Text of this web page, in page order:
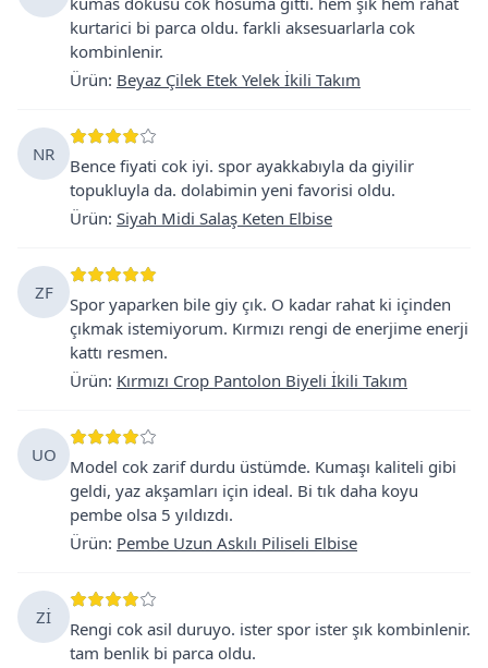
kurtarici bi parca oldu. farkli aksesuarlarla cok
kombinlenir.
Ürün: Beyaz Çilek Etek Yelek İkili Takım
NR
Bence fiyati cok iyi. spor ayakkabıyla da giyilir
topukluyla da. dolabimin yeni favorisi oldu.
Ürün: Siyah Midi Salaş Keten Elbise
ZF
Spor yaparken bile giy çık. O kadar rahat ki içinden
çıkmak istemiyorum. Kırmızı rengi de enerjime enerji
kattı resmen.
Ürün: Kırmızı Crop Pantolon Biyeli İkili Takım
UO
Model cok zarif durdu üstümde. Kumaşı kaliteli gibi
geldi, yaz akşamları için ideal. Bi tık daha koyu
pembe olsa 5 yıldızdı.
Ürün: Pembe Uzun Askılı Piliseli Elbise
Zİ
Rengi cok asil duruyo. ister spor ister şık kombinlenir.
tam benlik bi parca oldu.